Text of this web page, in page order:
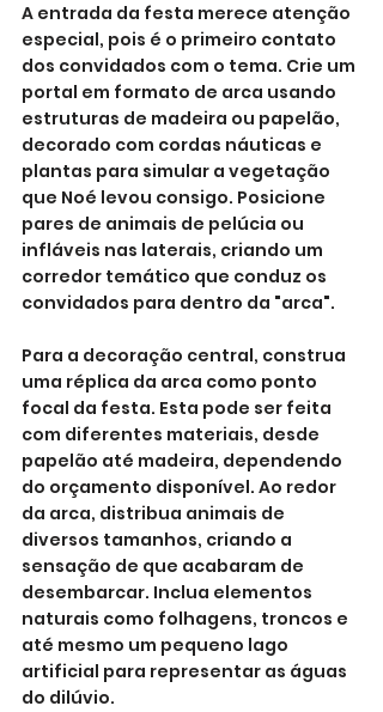
A entrada da festa merece atenção
especial, pois é o primeiro contato
dos convidados com o tema. Crie um
portal em formato de arca usando
estruturas de madeira ou papelão,
decorado com cordas náuticas e
plantas para simular a vegetação
que Noé levou consigo. Posicione
pares de animais de pelúcia ou
infláveis nas laterais, criando um
corredor temático que conduz os
convidados para dentro da "arca".
Para a decoração central, construa
uma réplica da arca como ponto
focal da festa. Esta pode ser feita
com diferentes materiais, desde
papelão até madeira, dependendo
do orçamento disponível. Ao redor
da arca, distribua animais de
diversos tamanhos, criando a
sensação de que acabaram de
desembarcar. Inclua elementos
naturais como folhagens, troncos e
até mesmo um pequeno lago
artificial para representar as águas
do dilúvio.